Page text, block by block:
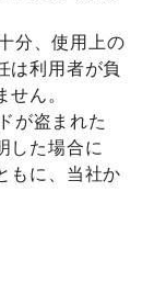
分、使用上の
は利用者が負
ん。
が盗まれた
した場合に
もに、当社か